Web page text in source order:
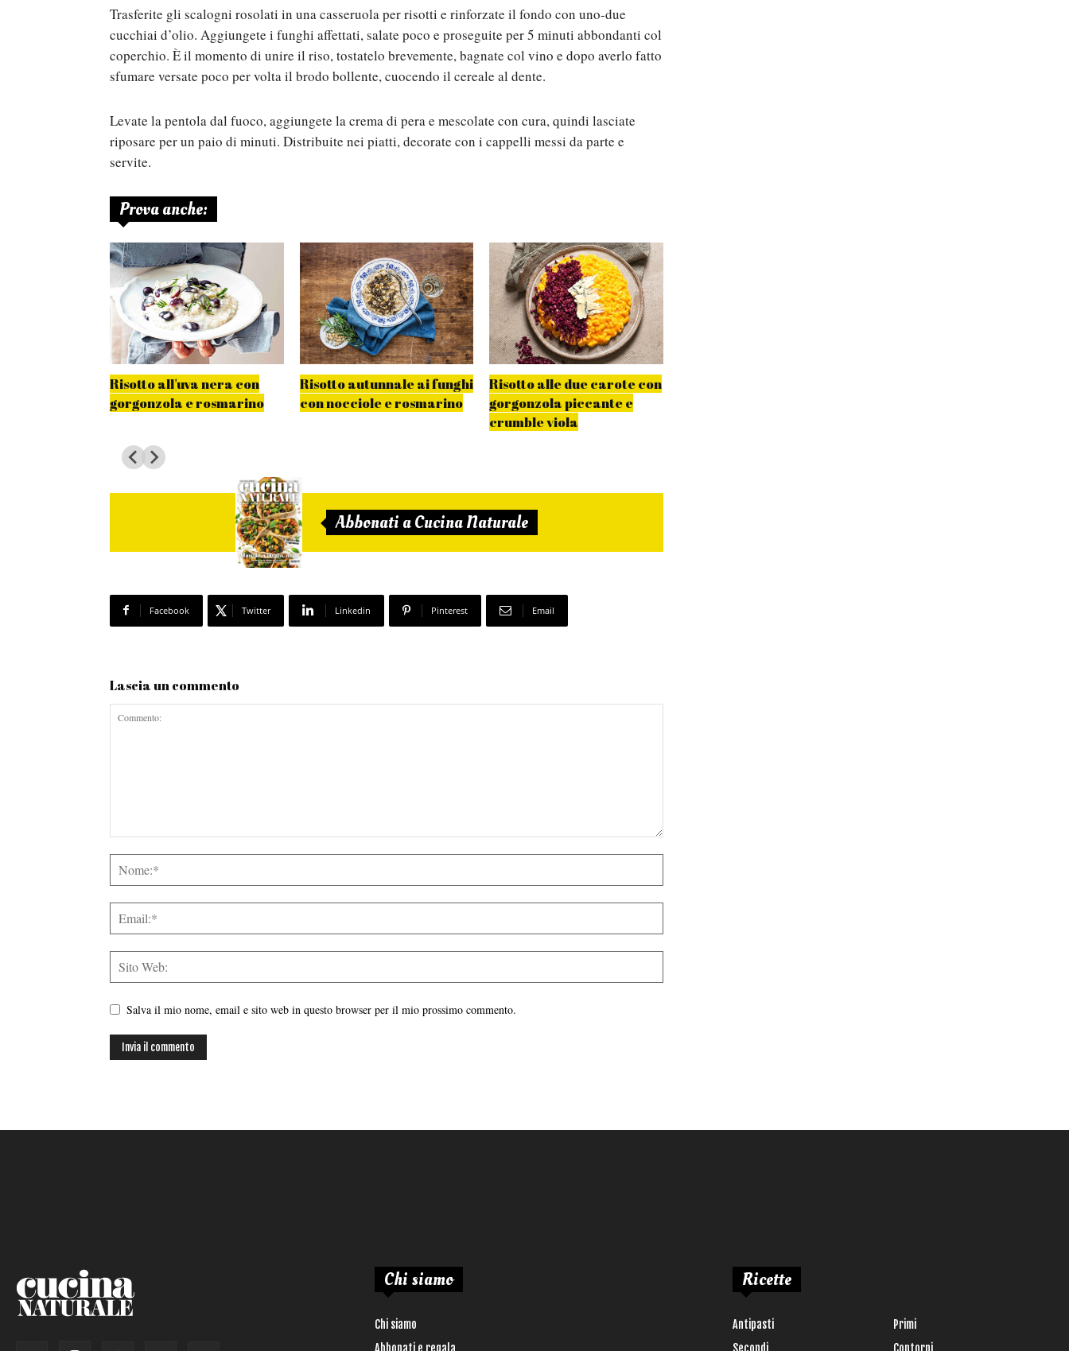
Trasferite gli scalogni rosolati in una casseruola per risotti e rinforzate il fondo con uno-due
cucchiai d’olio. Aggiungete i funghi affettati, salate poco e proseguite per 5 minuti abbondanti col
coperchio. È il momento di unire il riso, tostatelo brevemente, bagnate col vino e dopo averlo fatto
sfumare versate poco per volta il brodo bollente, cuocendo il cereale al dente.
Levate la pentola dal fuoco, aggiungete la crema di pera e mescolate con cura, quindi lasciate
riposare per un paio di minuti. Distribuite nei piatti, decorate con i cappelli messi da parte e
servite.
Prova anche:
Risotto all'uva nera con
gorgonzola e rosmarino
Risotto autunnale ai funghi
con nocciole e rosmarino
Risotto alle due carote con
gorgonzola piccante e
crumble viola
Abbonati a Cucina Naturale
Facebook Twitter Linkedin Pinterest Email
Lascia un commento
Salva il mio nome, email e sito web in questo browser per il mio prossimo commento.
Chi siamo
Chi siamo
Abbonati e regala
Ricette
Antipasti
Primi
Secondi
Contorni